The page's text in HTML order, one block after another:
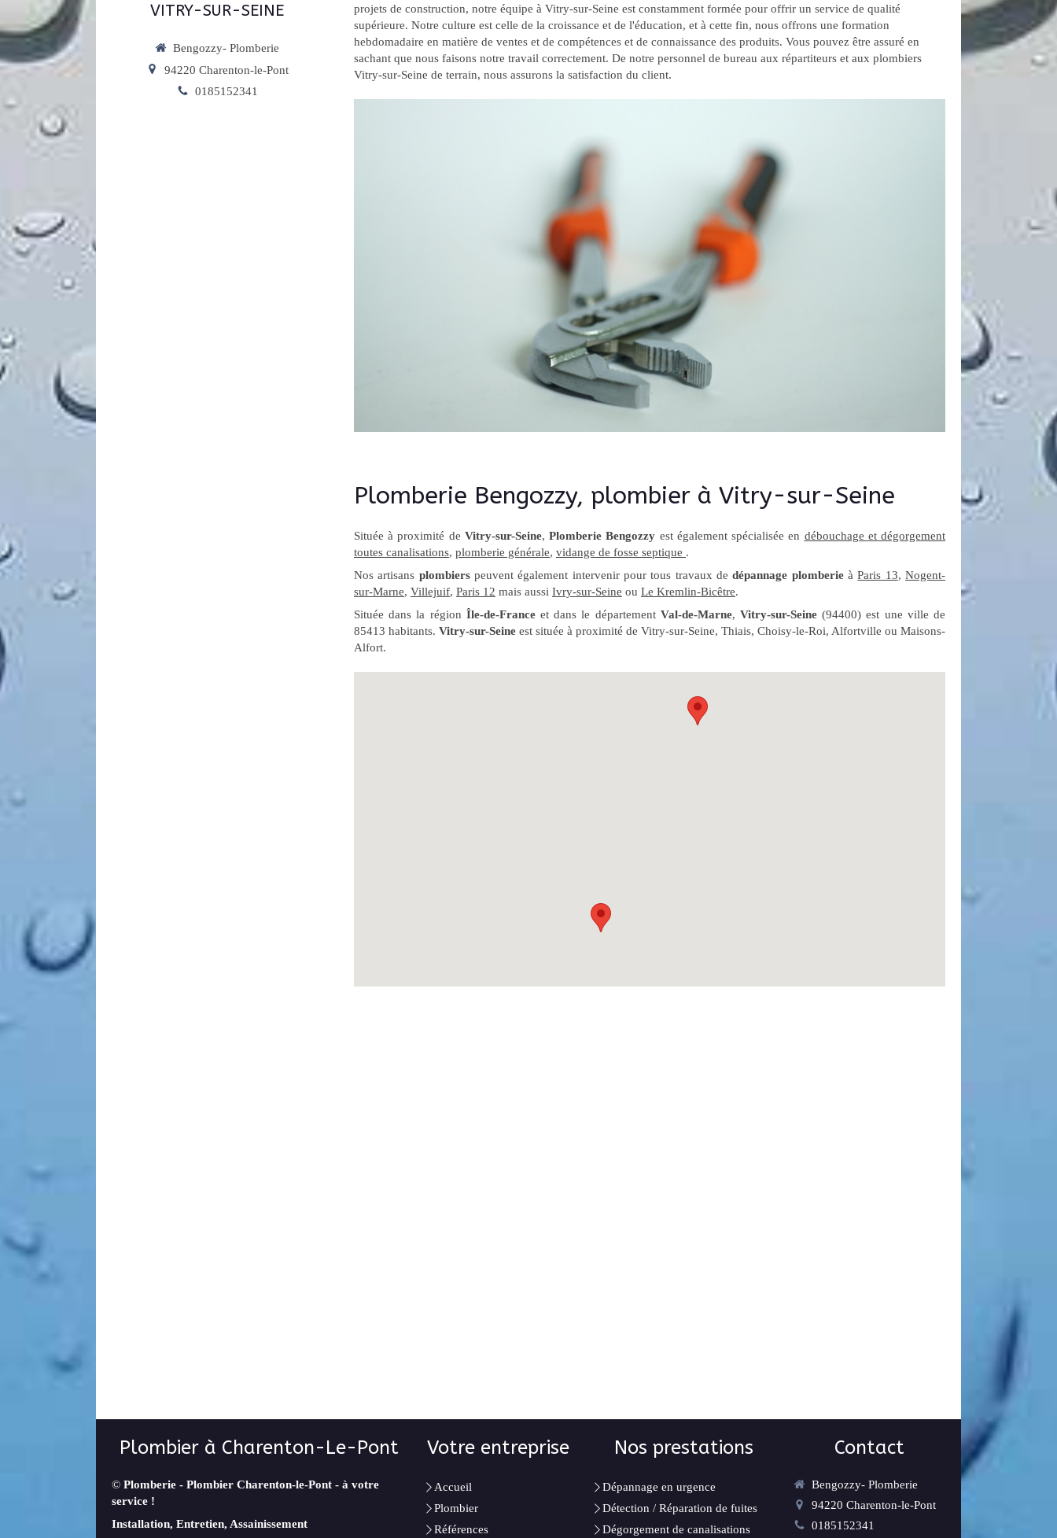
projets de construction, notre équipe à Vitry-sur-Seine est constamment formée pour offrir un service de qualité
supérieure. Notre culture est celle de la croissance et de l'éducation, et à cette fin, nous offrons une formation
hebdomadaire en matière de ventes et de compétences et de connaissance des produits. Vous pouvez être assuré en
sachant que nous faisons notre travail correctement. De notre personnel de bureau aux répartiteurs et aux plombiers
Vitry-sur-Seine de terrain, nous assurons la satisfaction du client.
Plomberie Bengozzy, plombier à Vitry-sur-Seine
Située à proximité de Vitry-sur-Seine,Plomberie Bengozzy est également spécialisée en débouchage et dégorgement
toutes canalisations, plomberie générale, vidange de fosse septique .
Nos artisans plombierspeuvent également intervenir pour tous travaux dedépannage plomberieàParis 13,Nogent-
sur-Marne, Villejuif, Paris 12 mais aussi Ivry-sur-Seine ou Le Kremlin-Bicêtre.
Située dans la région Île-de-Franceet dans le département Val-de-Marne,Vitry-sur-Seine (94400) est une ville de
85413 habitants. Vitry-sur-Seine est située à proximité de Vitry-sur-Seine, Thiais, Choisy-le-Roi, Alfortville ou Maisons-
Alfort.
VITRY-SUR-SEINE
Bengozzy- Plomberie
94220 Charenton-le-Pont
0185152341
Plombier à Charenton-Le-Pont
© Plomberie - Plombier Charenton-le-Pont - à votre
service !
Installation, Entretien, Assainissement
Votre entreprise
Accueil
Plombier
Références
Nos prestations
Dépannage en urgence
Détection / Réparation de fuites
Dégorgement de canalisations
Contact
Bengozzy- Plomberie
94220 Charenton-le-Pont
0185152341